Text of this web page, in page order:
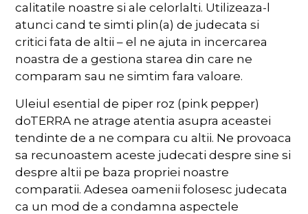
calitatile noastre si ale celorlalti. Utilizeaza-l
atunci cand te simti plin(a) de judecata si
critici fata de altii – el ne ajuta in incercarea
noastra de a gestiona starea din care ne
comparam sau ne simtim fara valoare.
Uleiul esential de piper roz (pink pepper)
doTERRA ne atrage atentia asupra aceastei
tendinte de a ne compara cu altii. Ne provoaca
sa recunoastem aceste judecati despre sine si
despre altii pe baza propriei noastre
comparatii. Adesea oamenii folosesc judecata
ca un mod de a condamna aspectele